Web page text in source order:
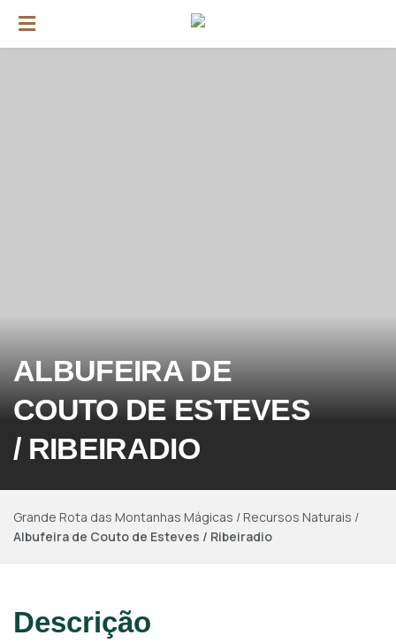
ALBUFEIRA DE
COUTO DE ESTEVES
/ RIBEIRADIO
Grande Rota das Montanhas Mágicas /Recursos Naturais /
Albufeira de Couto de Esteves / Ribeiradio
Descrição